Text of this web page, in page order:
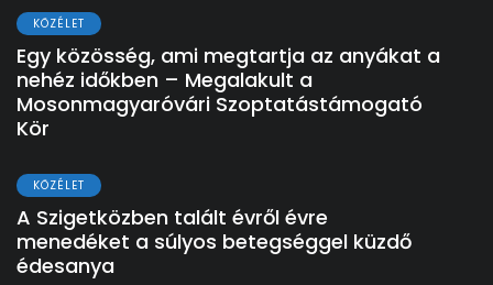
KÖZÉLET
Egy közösség, ami megtartja az anyákat a
nehéz időkben – Megalakult a
Mosonmagyaróvári Szoptatástámogató
Kör
KÖZÉLET
A Szigetközben talált évről évre
menedéket a súlyos betegséggel küzdő
édesanya